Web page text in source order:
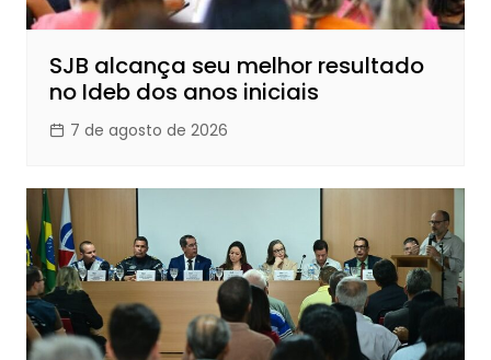
SJB alcança seu melhor resultado
no Ideb dos anos iniciais
7 de agosto de 2026